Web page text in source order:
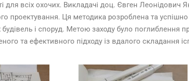
всіх охочих. Викладачі доц. Євген Леонідович
проектування. Ця методика розроблена та
і споруд. Метою заходу було поглиблення
та ефективного підходу із вдалого складання